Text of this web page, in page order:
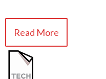
Read More